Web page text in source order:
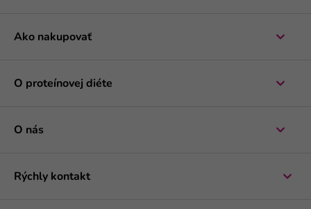
Ako nakupovať
O proteínovej diéte
O nás
Rýchly kontakt